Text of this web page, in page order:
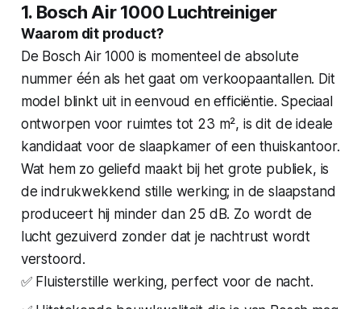
1. Bosch Air 1000 Luchtreiniger
Waarom dit product?
De Bosch Air 1000 is momenteel de absolute
nummer één als het gaat om verkoopaantallen. Dit
model blinkt uit in eenvoud en efficiëntie. Speciaal
ontworpen voor ruimtes tot 23 m², is dit de ideale
kandidaat voor de slaapkamer of een thuiskantoor.
Wat hem zo geliefd maakt bij het grote publiek, is
de indrukwekkend stille werking; in de slaapstand
produceert hij minder dan 25 dB. Zo wordt de
lucht gezuiverd zonder dat je nachtrust wordt
verstoord.
✅ Fluisterstille werking, perfect voor de nacht.